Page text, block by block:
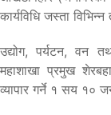
कार्यविधि जस्ता
उद्योग, पर्यटन, वन
महाशाखा प्रमुख
व्यापार गर्ने १ सय १०